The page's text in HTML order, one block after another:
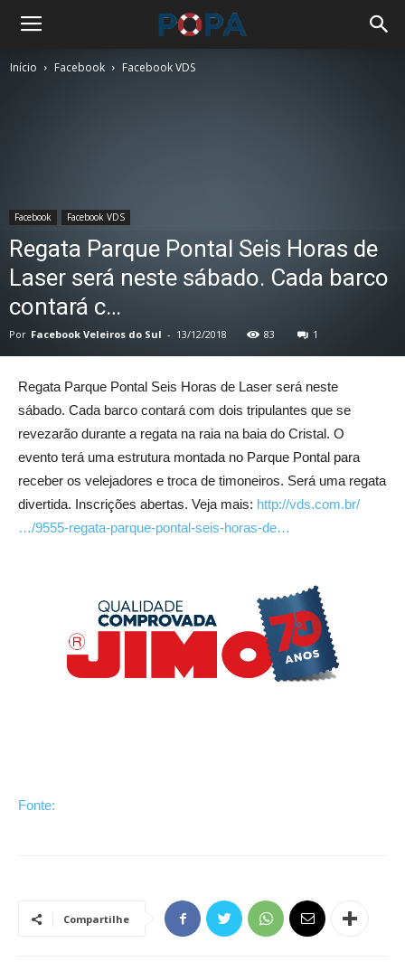
Início Facebook Facebook VDS
Facebook Facebook VDS
Regata Parque Pontal Seis Horas de
Laser será neste sábado. Cada barco
contará c…
Por Facebook Veleiros do Sul - 13/12/2018 83 1
Regata Parque Pontal Seis Horas de Laser será neste
sábado. Cada barco contará com dois tripulantes que se
revezarão durante a regata na raia na baia do Cristal. O
evento terá uma estrutura montada no Parque Pontal para
receber os velejadores e troca de timoneiros. Será uma regata
divertida. Inscrições abertas. Veja mais: http://vds.com.br/
…/9555-regata-parque-pontal-seis-horas-de…
Fonte:
Compartilhe